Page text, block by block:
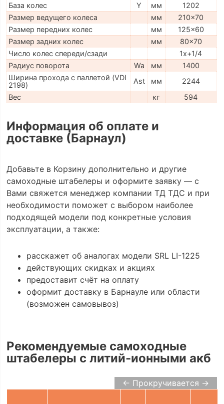
База колес
Y мм
1202
Размер ведущего колеса
мм
210x70
Размер передних колес
мм
125x60
Размер задних колес
мм
80x70
Число колес спереди/сзади
1x+1/4
Радиус поворота
Wa мм
1400
Ширина прохода с паллетой (VDI
2198)
Ast мм
2244
Вес
кг 594
Информация об оплате и
доставке (Барнаул)
Добавьте в Корзину дополнительно и другие
самоходные штабелеры и оформите заявку — с
Вами свяжется менеджер компании ТД ТДС и при
необходимости поможет с выбором наиболее
подходящей модели под конкретные условия
эксплуатации, а также:
расскажет об аналогах модели SRL LI-1225
действующих скидках и акциях
предоставит счёт на оплату
оформит доставку в Барнауле или области
(возможен самовывоз)
Рекомендуемые самоходные
штабелеры с литий-ионными акб
← Прокручивается →